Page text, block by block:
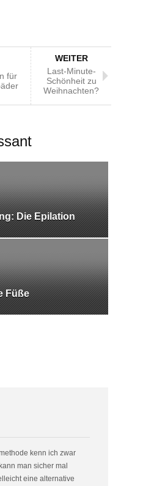
für
WEITER
Last-Minute-
Schönheit zu
Weihnachten?
Die Epilation
Füße
kenn ich zwar
man sicher mal
eine alternative